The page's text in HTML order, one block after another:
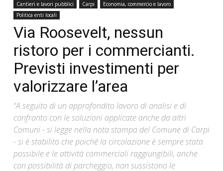
Cantieri e lavori pubblici Carpi
Economia, commercio e lavoro
Politica enti locali
Via Roosevelt, nessun
ristoro per i commercianti.
Previsti investimenti per
valorizzare l’area
“A seguito di un approfondito lavoro di analisi e di
confronto con le soluzioni applicate anche da altri
Comuni - si legge nella nota stampa del Comune di Carpi
- si è stabilito che poiché la circolazione è sempre stata
possibile e le attività commerciali raggiungibili, anche
con possibilità di parcheggio, non sussistono le